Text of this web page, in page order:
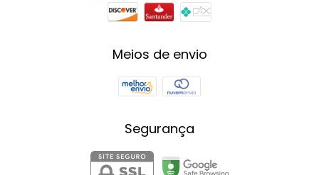
Meios de envio
Segurança